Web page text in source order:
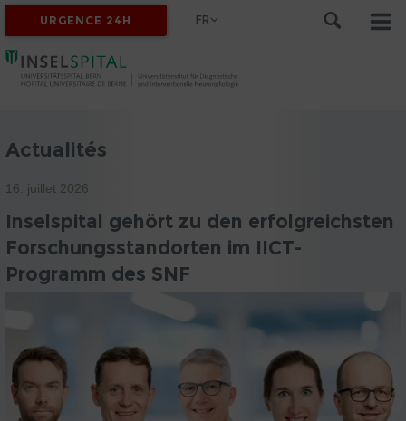
URGENCE 24H FR
Actualités
16. juillet 2026
Inselspital gehört zu den erfolgreichsten
Forschungsstandorten im IICT-
Programm des SNF